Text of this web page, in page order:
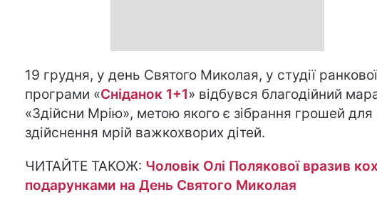
19 грудня, у день Святого Миколая, у студії ранкової
програми «Сніданок 1+1» відбувся благодійний
«Здійсни Мрію», метою якого є зібрання грошей для
здійснення мрій важкохворих дітей.
ЧИТАЙТЕ ТАКОЖ: Чоловік Олі Полякової вразив
подарунками на День Святого Миколая